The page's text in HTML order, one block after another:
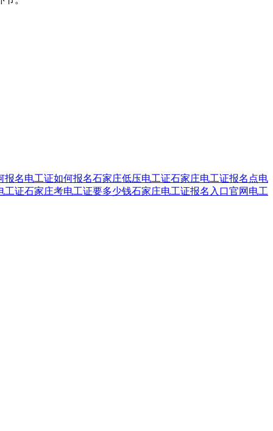
报名电工证如何报名石家庄低压电工证石家庄电工证报名点电
工证石家庄考电工证要多少钱石家庄电工证报名入口官网 电工